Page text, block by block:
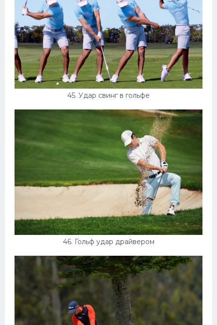
45. Удар свинг в гольфе
46. Гольф удар драйвером